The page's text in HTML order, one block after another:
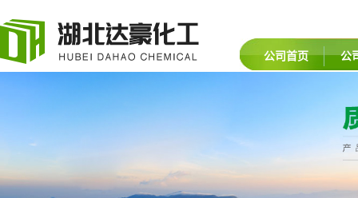
公司首页 公